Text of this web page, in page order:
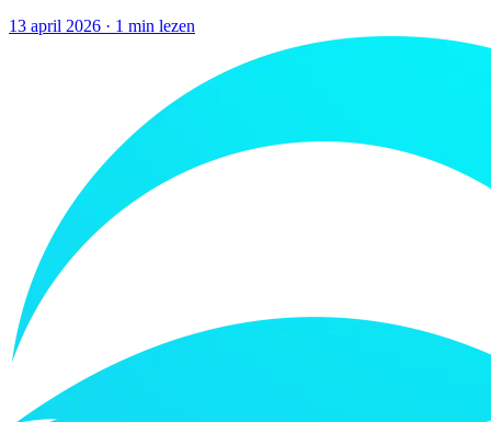
13 april 2026 · 1 min lezen